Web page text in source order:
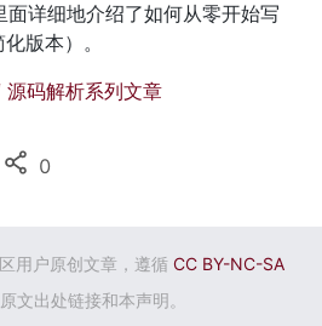
面详细地介绍了如何从零开始写
版本）。
源码解析系列文章
0
用户原创文章，遵循 CC BY-NC-SA
文出处链接和本声明。